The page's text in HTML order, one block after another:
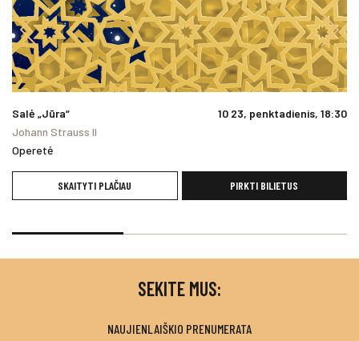
Salė „Jūra“
10 23, penktadienis, 18:30
Johann Strauss II
Operetė
SKAITYTI PLAČIAU PIRKTI BILIETUS
SEKITE MUS:
NAUJIENLAIŠKIO PRENUMERATA